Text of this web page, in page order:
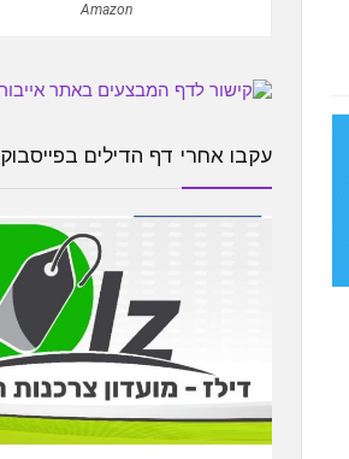
Amazon
עקבו אחרי דף הדילים בפייסבוק